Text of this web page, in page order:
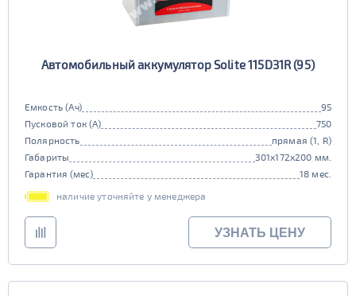
Автомобильный аккумулятор Solite 115D31R (95)
Емкость (Ач)
95
Пусковой ток (А)
750
Полярность
прямая (1, R)
Габариты
301x172x200 мм.
Гарантия (мес)
18 мес.
наличие уточняйте у менеджера
УЗНАТЬ ЦЕНУ